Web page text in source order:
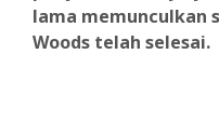
lama memunculkan
Woods telah selesai.